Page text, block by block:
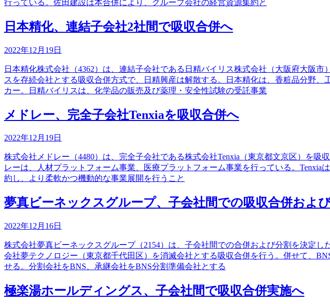
行っている。佐田建設は本合併により、グループ会社の経営資源集約と
日本精化、連結子会社2社間で吸収合併へ
2022年12月19日
日本精化株式会社（4362）は、連結子会社である日精バイリス株式会社（大阪府大阪
スを存続会社とする吸収合併方式で、日精興産は解散する。日本精化は、香粧品分野
カー。日精バイリスは、化学品の販売及び薬理・安全性試験の受託事業
メドレー、完全子会社Tenxiaを吸収合併へ
2022年12月19日
株式会社メドレー（4480）は、完全子会社である株式会社Tenxia（東京都文京区）を
レーは、人材プラットフォーム事業、医療プラットフォーム事業を行っている。
約し、より柔軟かつ機動的な事業展開を行うこと
夢真ビーネックスグループ、子会社間での吸収合併およ
2022年12月16日
株式会社夢真ビーネックスグループ（2154）は、子会社間での合併および分割を決定
会社夢テクノロジー（東京都千代田区）を消滅会社とする吸収合併を行う。併せて、
せる。分割会社をBNS、承継会社をBNS分割準備会社とする
極楽湯ホールディングス、子会社間で吸収合併実施へ